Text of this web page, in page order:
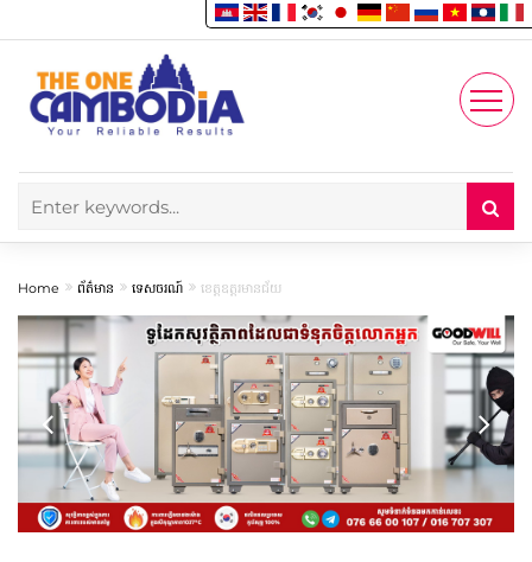
Account
Enjoy
Home ព័ត៌មាន ទេសចរណ៍ ខេត្តឧត្តរមានជ័យ